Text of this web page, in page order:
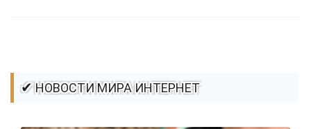
✔ НОВОСТИ МИРА ИНТЕРНЕТ